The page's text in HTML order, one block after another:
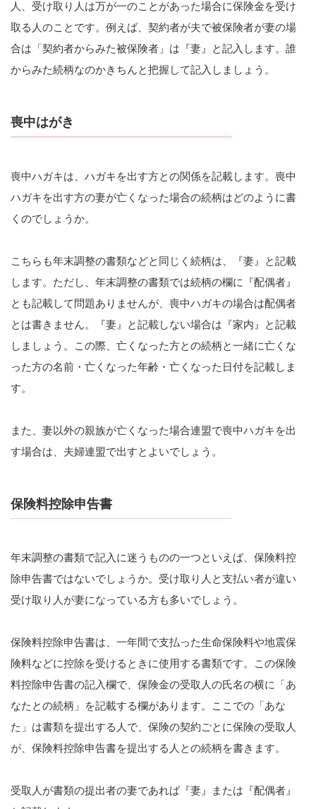
人、受け取り人は万が一のことがあった場合に保険金を受け
取る人のことです。例えば、契約者が夫で被保険者が妻の場
合は「契約者からみた被保険者」は『妻』と記入します。誰
からみた続柄なのかきちんと把握して記入しましょう。
喪中はがき
喪中ハガキは、ハガキを出す方との関係を記載します。喪中
ハガキを出す方の妻が亡くなった場合の続柄はどのように書
くのでしょうか。
こちらも年末調整の書類などと同じく続柄は、『妻』と記載
します。ただし、年末調整の書類では続柄の欄に『配偶者』
とも記載して問題ありませんが、喪中ハガキの場合は配偶者
とは書きません。『妻』と記載しない場合は『家内』と記載
しましょう。この際、亡くなった方との続柄と一緒に亡くな
った方の名前・亡くなった年齢・亡くなった日付を記載しま
す。
また、妻以外の親族が亡くなった場合連盟で喪中ハガキを出
す場合は、夫婦連盟で出すとよいでしょう。
保険料控除申告書
年末調整の書類で記入に迷うものの一つといえば、保険料控
除申告書ではないでしょうか。受け取り人と支払い者が違い
受け取り人が妻になっている方も多いでしょう。
保険料控除申告書は、一年間で支払った生命保険料や地震保
険料などに控除を受けるときに使用する書類です。この保険
料控除申告書の記入欄で、保険金の受取人の氏名の横に「あ
なたとの続柄」を記載する欄があります。ここでの「あな
た」は書類を提出する人で、保険の契約ごとに保険の受取人
が、保険料控除申告書を提出する人との続柄を書きます。
受取人が書類の提出者の妻であれば『妻』または『配偶者』